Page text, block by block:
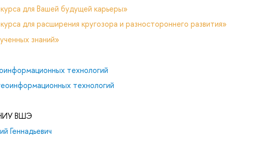
для Вашей будущей карьеры»
для расширения кругозора и разностороннего развития»
знаний»
технологий
технологий
НИУ ВШЭ
Геннадьевич